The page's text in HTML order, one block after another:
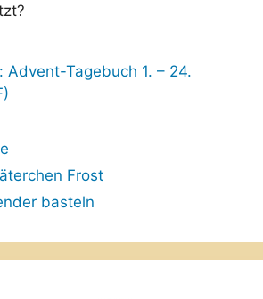
Advent-Tagebuch 1. – 24.
Frost
basteln